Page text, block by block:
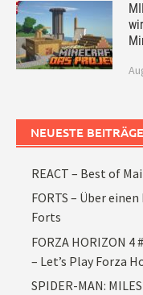
NEUESTE BEITRÄGE
REACT – Best of
FORTS – Über
Forts
FORZA HORIZON
– Let’s Play Forza
SPIDER-MAN: